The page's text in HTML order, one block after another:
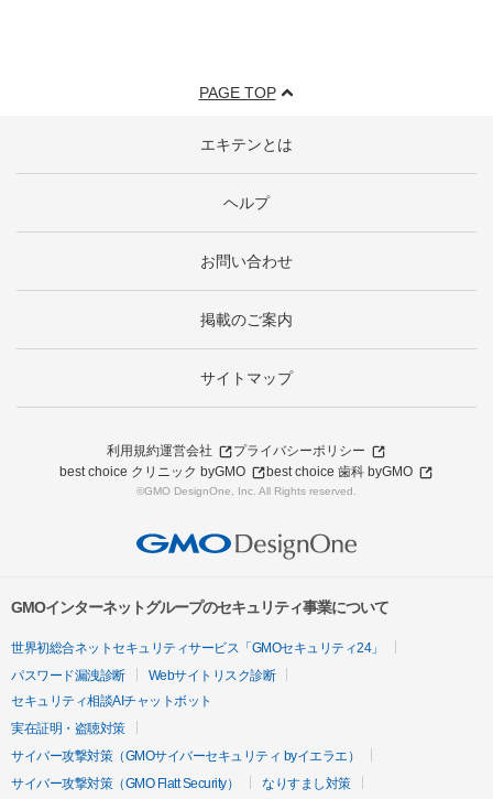
PAGE TOP
エキテンとは
ヘルプ
お問い合わせ
掲載のご案内
サイトマップ
利用規約運営会社
プライバシーポリシー
best choice クリニック byGMO
best choice 歯科 byGMO
©GMO DesignOne, Inc. All Rights reserved.
GMOインターネットグループのセキュリティ事業について
世界初総合ネットセキュリティサービス「GMOセキュリティ24」
パスワード漏洩診断
Webサイトリスク診断
セキュリティ相談AIチャットボット
実在証明・盗聴対策
サイバー攻撃対策（GMOサイバーセキュリティ byイエラエ）
サイバー攻撃対策（GMO Flatt Security）
なりすまし対策